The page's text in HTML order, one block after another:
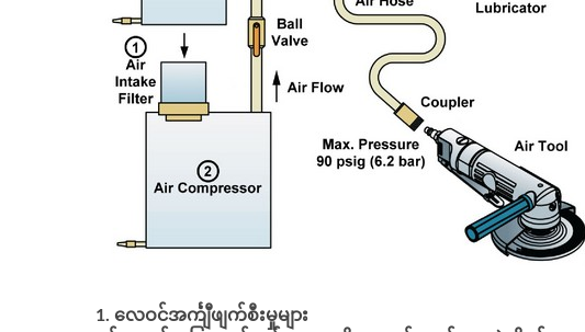
လေဝင်အင်္ကျီဖျက်စီးမှုများ